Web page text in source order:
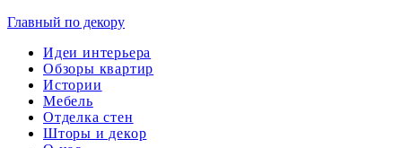
Главный по декору
Идеи интерьера
Обзоры квартир
Истории
Мебель
Отделка стен
Шторы и декор